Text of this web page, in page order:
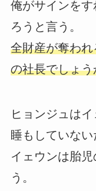
俺がサインを
ろうと言う。
全財産が奪わ
の社長でしょう
ヒョンジュは
睡もしていない
イェウンは胎
う。